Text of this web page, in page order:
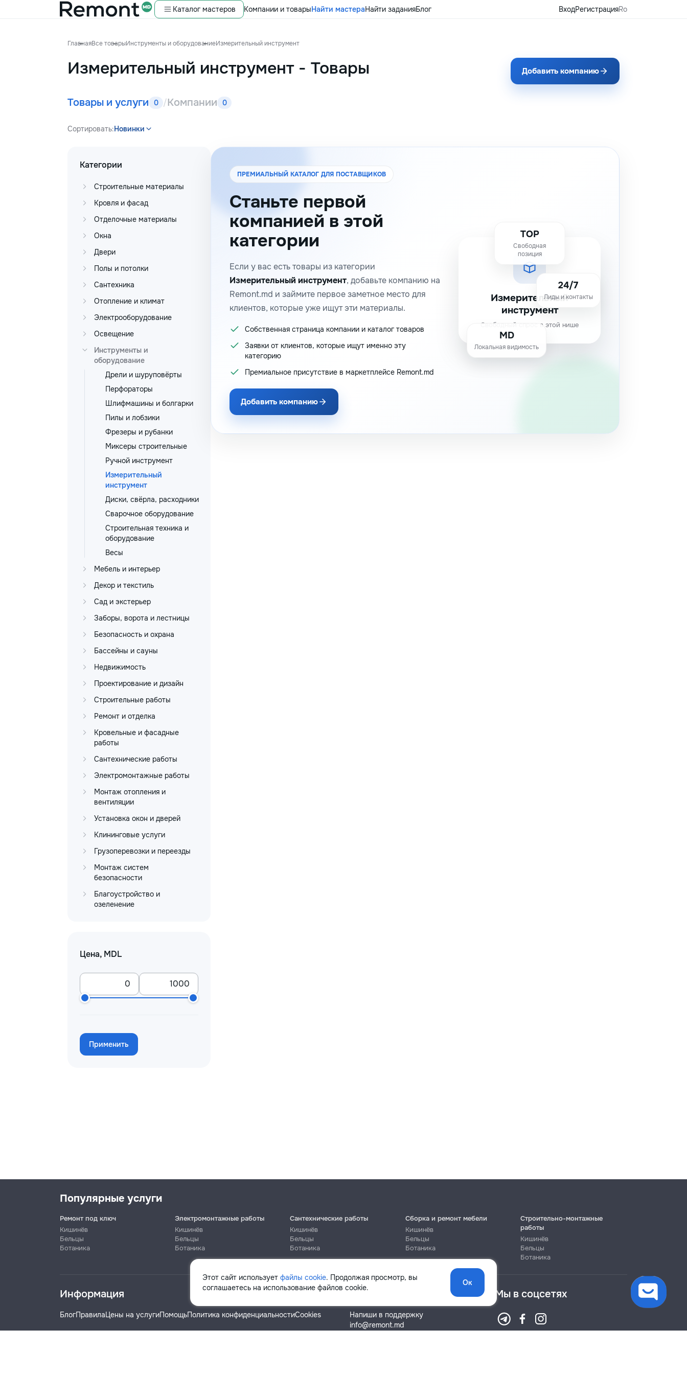
Каталог мастеров Компании и товарыНайти мастераНайти заданияБлог ВходРегистрацияRo
ГлавнаяВсе товарыИнструменты и оборудованиеИзмерительный инструмент
Измерительный инструмент- Товары Добавить компанию
Товары и услуги 0 /Компании 0
Сортировать:Новинки
Категории
Строительные материалы
Кровля и фасад
Отделочные материалы
Окна
Двери
Полы и потолки
Сантехника
Отопление и климат
Электрооборудование
Освещение
Инструменты и
оборудование
Дрели и шуруповёрты
Перфораторы
Шлифмашины и болгарки
Пилы и лобзики
Фрезеры и рубанки
Миксеры строительные
Ручной инструмент
Измерительный
инструмент
Диски, свёрла, расходники
Сварочное оборудование
Строительная техника и
оборудование
Весы
Мебель и интерьер
Декор и текстиль
Сад и экстерьер
Заборы, ворота и лестницы
Безопасность и охрана
Бассейны и сауны
Недвижимость
Проектирование и дизайн
Строительные работы
Ремонт и отделка
Кровельные и фасадные
работы
Сантехнические работы
Электромонтажные работы
Монтаж отопления и
вентиляции
Установка окон и дверей
Клининговые услуги
Грузоперевозки и переезды
Монтаж систем
безопасности
Благоустройство и
озеленение
Цена, MDL
Применить
ПРЕМИАЛЬНЫЙ КАТАЛОГ ДЛЯ ПОСТАВЩИКОВ
Станьте первой
компанией в этой
категории
Если у вас есть товары из категории
Измерительный инструмент, добавьте компанию на
Remont.md и займите первое заметное место для
клиентов, которые уже ищут эти материалы.
Собственная страница компании и каталог товаров
Заявки от клиентов, которые ищут именно эту
категорию
Премиальное присутствие в маркетплейсе Remont.md
Добавить компанию
Измерительный
инструмент
Свободный спрос в этой нише
TOP
Свободная
позиция
24/7
Лиды и контакты
MD
Локальная видимость
Этот сайт использует файлы cookie. Продолжая просмотр, вы
соглашаетесь на использование файлов cookie.
Ок
Популярные услуги
Ремонт под ключ
Кишинёв
Бельцы
Ботаника
Электромонтажные работы
Кишинёв
Бельцы
Ботаника
Сантехнические работы
Кишинёв
Бельцы
Ботаника
Сборка и ремонт мебели
Кишинёв
Бельцы
Ботаника
Строительно-монтажные
работы
Кишинёв
Бельцы
Ботаника
Информация
БлогПравилаЦены на услугиПомощьПолитика конфиденциальностиCookies
Помощь
Напиши в поддержку
info@remont.md
Мы в соцсетях